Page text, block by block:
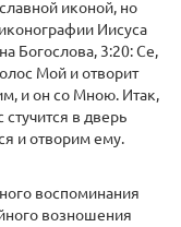
иконой, но
Иисуса
Богослова, 3:20: Се,
Мой и отворит
и он со Мною. Итак,
в дверь
и отворим ему.
воспоминания
возношения